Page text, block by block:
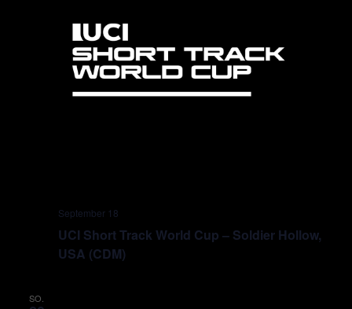
UCI Short Track World Cup – Soldier Hollow,
USA (CDM)
September 18
SO.